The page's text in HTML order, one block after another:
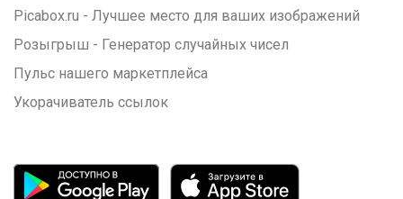
Picabox.ru - Лучшее место для ваших изображений
Розыгрыш - Генератор случайных чисел
Пульс нашего маркетплейса
Укорачиватель ссылок